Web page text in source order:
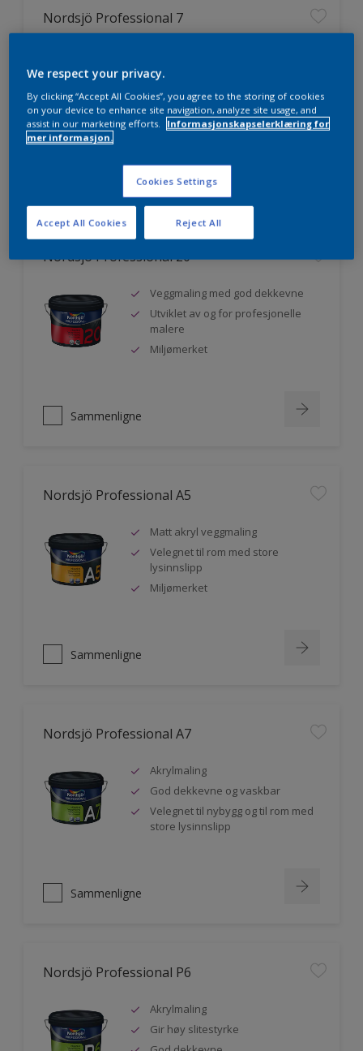
Nordsjö Professional 7
Lett å påføre og fordele
Jevnere og finere finish, også i
mørke farger
Sammenligne
Nordsjö Professional 20
Veggmaling med god dekkevne
Utviklet av og for profesjonelle
malere
Miljømerket
Sammenligne
Nordsjö Professional A5
Matt akryl veggmaling
Velegnet til rom med store
lysinnslipp
Miljømerket
Sammenligne
Nordsjö Professional A7
Akrylmaling
God dekkevne og vaskbar
Velegnet til nybygg og til rom med
store lysinnslipp
Sammenligne
Nordsjö Professional P6
Akrylmaling
Gir høy slitestyrke
We respect your privacy.
By clicking “Accept All Cookies”, you agree to the storing of cookies
on your device to enhance site navigation, analyze site usage, and
assist in our marketing efforts.
Informasjonskapselerklæring for
mer informasjon.
Cookies Settings
Reject All
Accept All Cookies